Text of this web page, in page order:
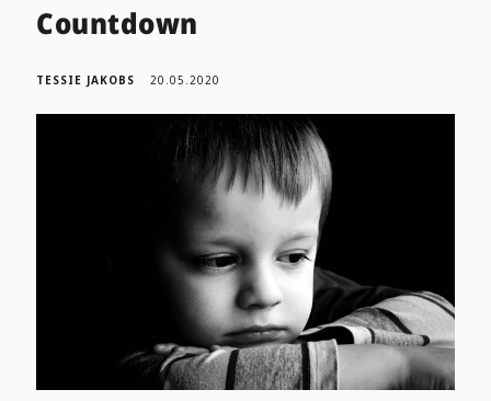
Countdown
TESSIE JAKOBS 20.05.2020